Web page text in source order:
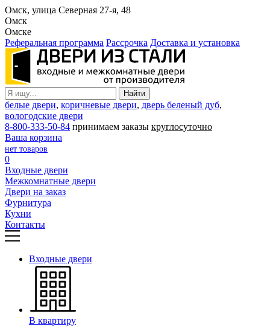
Омск, улица Северная 27-я, 48
Омск
Омске
Реферальная программа Рассрочка Доставка и установка
белые двери, коричневые двери, дверь беленый дуб,
вологодские двери
8-800-333-50-84 принимаем заказы круглосуточно
Ваша корзина
нет товаров
0
Входные двери
Межкомнатные двери
Двери на заказ
Фурнитура
Кухни
Контакты
Входные двери
В квартиру